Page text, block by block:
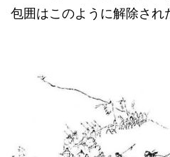
包囲はこのように解除され